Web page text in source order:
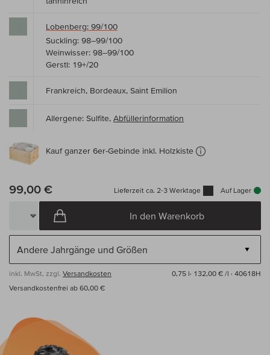
Lobenberg: 99/100
Suckling: 98–99/100
Weinwisser: 98–99/100
Gerstl: 19+/20
Frankreich, Bordeaux, Saint Emilion
Allergene: Sulfite, Abfüllerinformation
Kauf ganzer 6er-Gebinde inkl. Holzkiste
99,00 € Lieferzeit ca. 2-3 Werktage Auf Lager
In den Warenkorb
inkl. MwSt, zzgl. Versandkosten 0,75 l· 132,00 € /l · 40618H
Versandkostenfrei ab 60,00 €